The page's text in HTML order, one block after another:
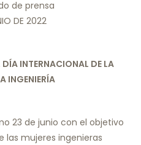
de prensa
DE 2022
INTERNACIONAL DE LA
INGENIERÍA
23 de junio con el objetivo
las mujeres ingenieras